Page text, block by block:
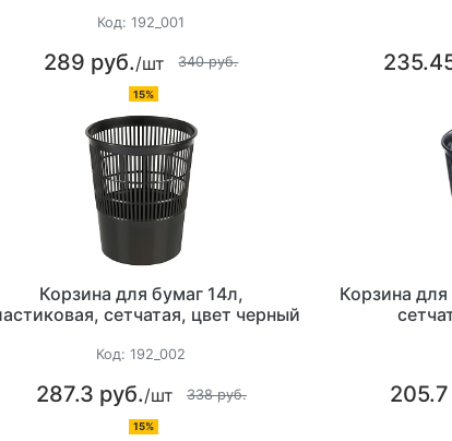
Код:192_001
289 руб./шт 340 руб.
15%
Корзина для бумаг 14л,
сетчатая, цвет черный
Код:192_002
287.3 руб./шт 338 руб.
15%
Корзина